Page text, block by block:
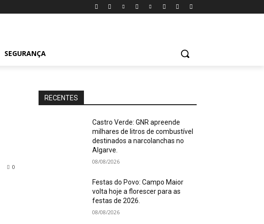
SEGURANÇA
0
RECENTES
Castro Verde: GNR apreende
milhares de litros de combustível
destinados a narcolanchas no
Algarve.
08/08/2026
Festas do Povo: Campo Maior
volta hoje a florescer para as
festas de 2026.
08/08/2026